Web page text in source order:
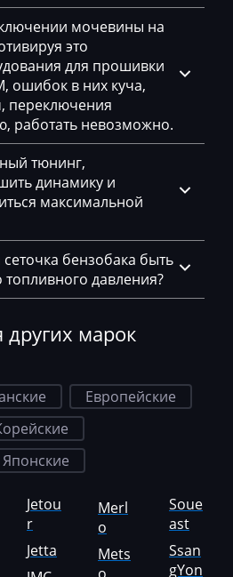
мочевины на
это
для прошивки
ошибок в них куча,
переключения
работать невозможно.
тюнинг,
динамику и
максимальной
бензобака быть
давления?
марок
Европейские
Японские
Jetou
r
Jetta
Merl
o
Mets
Soue
ast
Ssan
gYon